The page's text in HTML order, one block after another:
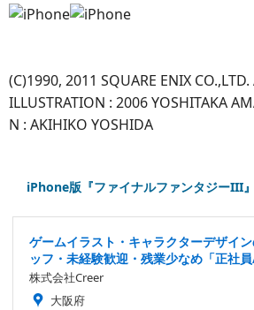
(C)1990, 2011 SQUARE ENIX
ILLUSTRATION : 2006 YOSHITAKA
N : AKIHIKO YOSHIDA
iPhone版『ファイナルファンタジーIII
ゲームイラスト・キャラクターデザイ
ッフ・未経験歓迎・残業少なめ「正社
株式会社Creer
大阪府